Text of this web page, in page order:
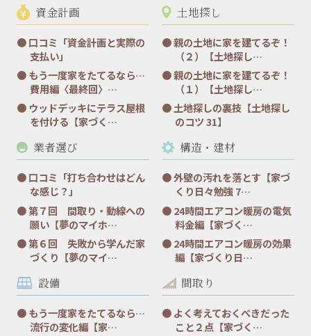
資金計画
口コミ「資金計画と実際の
支払い」
もう一度家をたてるなら…
費用編〈最終回〉…
ウッドデッキにテラス屋根
を付ける【家づく…
土地探し
親の土地に家を建てるぞ！
（２）【土地探し…
親の土地に家を建てるぞ！
（１）【土地探し…
土地探しの裏技【土地探し
のコツ 31】
業者選び
口コミ「打ち合わせはどん
な感じ？」
第７回 間取り・動線への
願い【夢のマイホ…
第６回 失敗から学んだ家
づくり【夢のマイ…
構造・建材
外壁の汚れを落とす【家づ
くり日々勉強 7…
24時間エアコン暖房の電気
料金編【家づく…
24時間エアコン暖房の効果
編【家づくり日…
設備
もう一度家をたてるなら…
流行の変化編【家…
間取り
よく考えておくべきだった
こと２点【家づく…